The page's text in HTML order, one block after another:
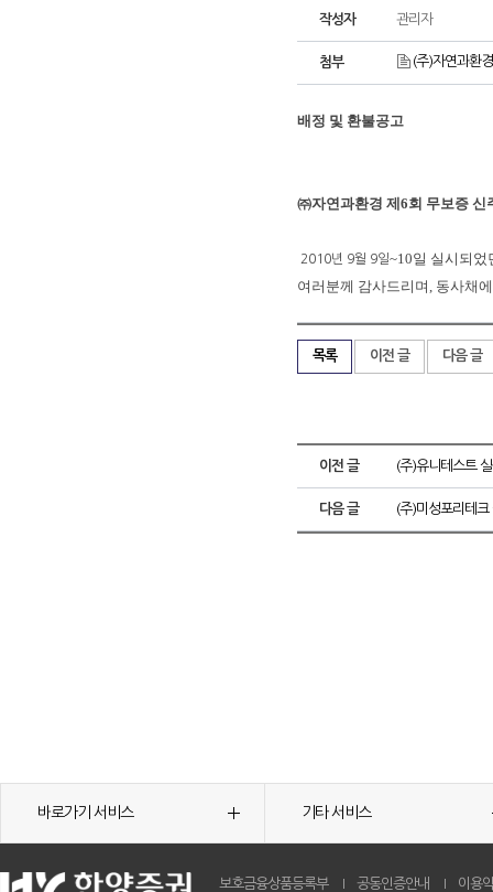
작성자 관리자
첨부 (주)자연과환
배정 및 환불공고
㈜자연과환경 제 6회 무보증 신
2010년 9월 9일~10일 실시되었
여러분께 감사드리며, 동사채에
목록 이전 글 다음 글
이전 글 (주)유니테스트
다음 글 (주)미성포리테
바로가기 서비스 기타 서비스
보호금융상품등록부 공동인증안내 이용